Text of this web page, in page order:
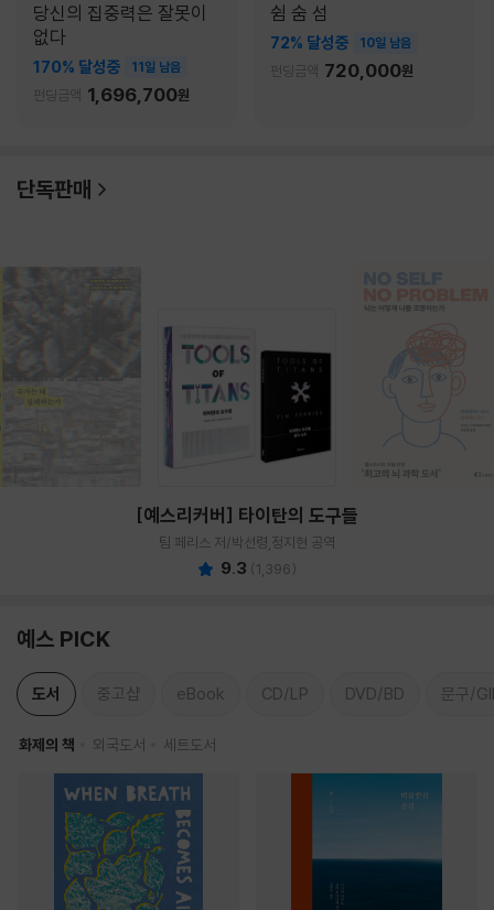
당신의 집중력은 잘못이
없다
170% 달성중 11일 남음
펀딩금액 1,696,700원
쉼 숨 섬
72% 달성중 10일 남음
펀딩금액 720,000원
단독판매
[예스리커버] 타이탄의 도구들
팀 페리스 저/박선령,정지현 공역
9.3 (1,396)
예스 PICK
도서 중고샵 eBook CD/LP DVD/BD 문구/
화제의 책 외국도서 세트도서